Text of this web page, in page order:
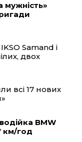
мужність»
Samand і
двох
всі 17 нових
BMW
км/год